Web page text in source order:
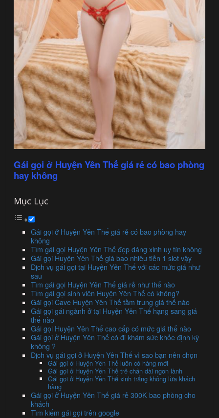
Gái gọi ở Huyện Yên Thế giá rẻ có bao phòng
hay không
Mục Lục
Gái gọi ở Huyện Yên Thế giá rẻ có bao phòng hay
không
Tìm gái gọi Huyện Yên Thế đẹp dáng xinh uy tín không
Gái gọi Huyện Yên Thế giá bao nhiêu tiền 1 slot vậy
Dịch vụ gái gọi tại Huyện Yên Thế với các mức giá như
sau
Tìm gái gọi Huyện Yên Thế giá rẻ như thế nào
Tìm gái gọi sinh viên Huyện Yên Thế có không?
Gái gọi Cave Huyện Yên Thế tầm trung giá thế nào
Gái gọi gái ngành ở tại Huyện Yên Thế hạng sang giá
thế nào
Gái gọi Huyện Yên Thế cao cấp có mức giá thế nào
Gái gọi ở Huyện Yên Thế có đi khám sức khỏe định kỳ
không ?
Dịch vụ gái gọi ở Huyện Yên Thế vì sao bạn nên chọn
Gái gọi ở Huyện Yên Thế luôn có hàng mới
Gái gọi ở Huyện Yên Thế trẻ chân dài ngon lành
Gái gọi ở Huyện Yên Thế xinh trắng không lừa khách
hàng
Gái gọi ở Huyện Yên Thế giá rẻ 300K bao phòng cho
khách
Tìm kiếm gái gọi trên google